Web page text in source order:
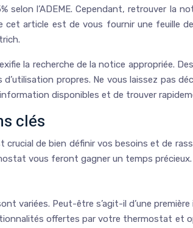
l’ADEME. Cependant, retrouver la
cet article est de vous fournir une
la recherche de la notice appropriée.
propres. Ne vous laissez pas
disponibles et de trouver
clés
de bien définir vos besoins et de
vous feront gagner un temps précieux.
variées. Peut-être s’agit-il d’une
offertes par votre thermostat et